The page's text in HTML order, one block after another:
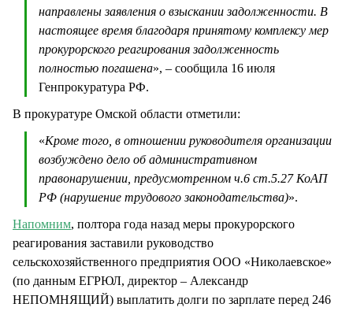
направлены заявления о взыскании задолженности. В
настоящее время благодаря принятому комплексу мер
прокурорского реагирования задолженность
полностью погашена», – сообщила 16 июля
Генпрокуратура РФ.
В прокуратуре Омской области отметили:
«Кроме того, в отношении руководителя организации
возбуждено дело об административном
правонарушении, предусмотренном ч.6 ст.5.27 КоАП
РФ (нарушение трудового законодательства)».
Напомним, полтора года назад меры прокурорского
реагирования заставили руководство
сельскохозяйственного предприятия ООО «Николаевское»
(по данным ЕГРЮЛ, директор – Александр
НЕПОМНЯЩИЙ) выплатить долги по зарплате перед 246